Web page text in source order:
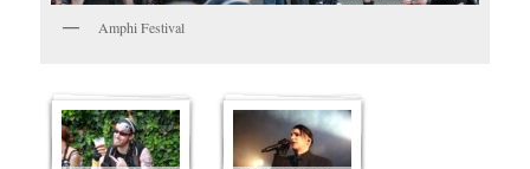
Amphi Festival